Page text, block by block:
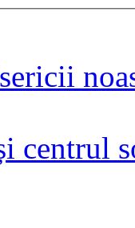
centrul